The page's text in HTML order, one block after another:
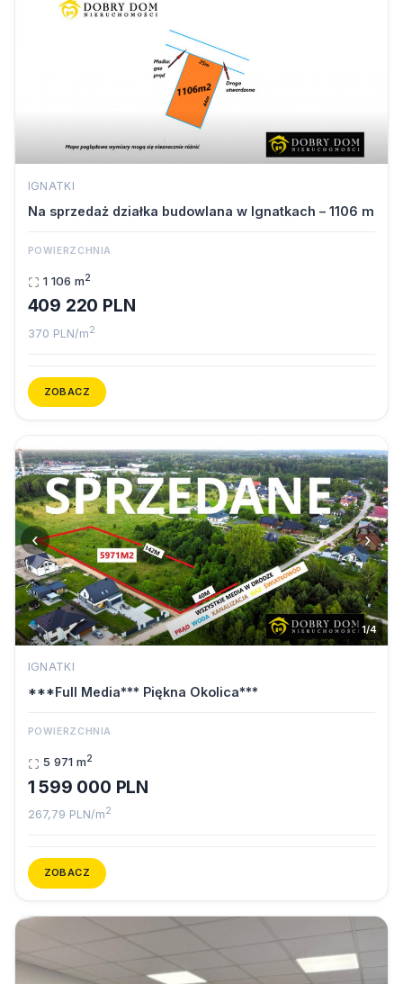
IGNATKI
Na sprzedaż działka budowlana w Ignatkach – 1106 m
POWIERZCHNIA
1 106 m2
409 220 PLN
370 PLN/m2
ZOBACZ
‹ ›
1/4
IGNATKI
***Full Media*** Piękna Okolica***
POWIERZCHNIA
5 971 m2
1 599 000 PLN
267,79 PLN/m2
ZOBACZ